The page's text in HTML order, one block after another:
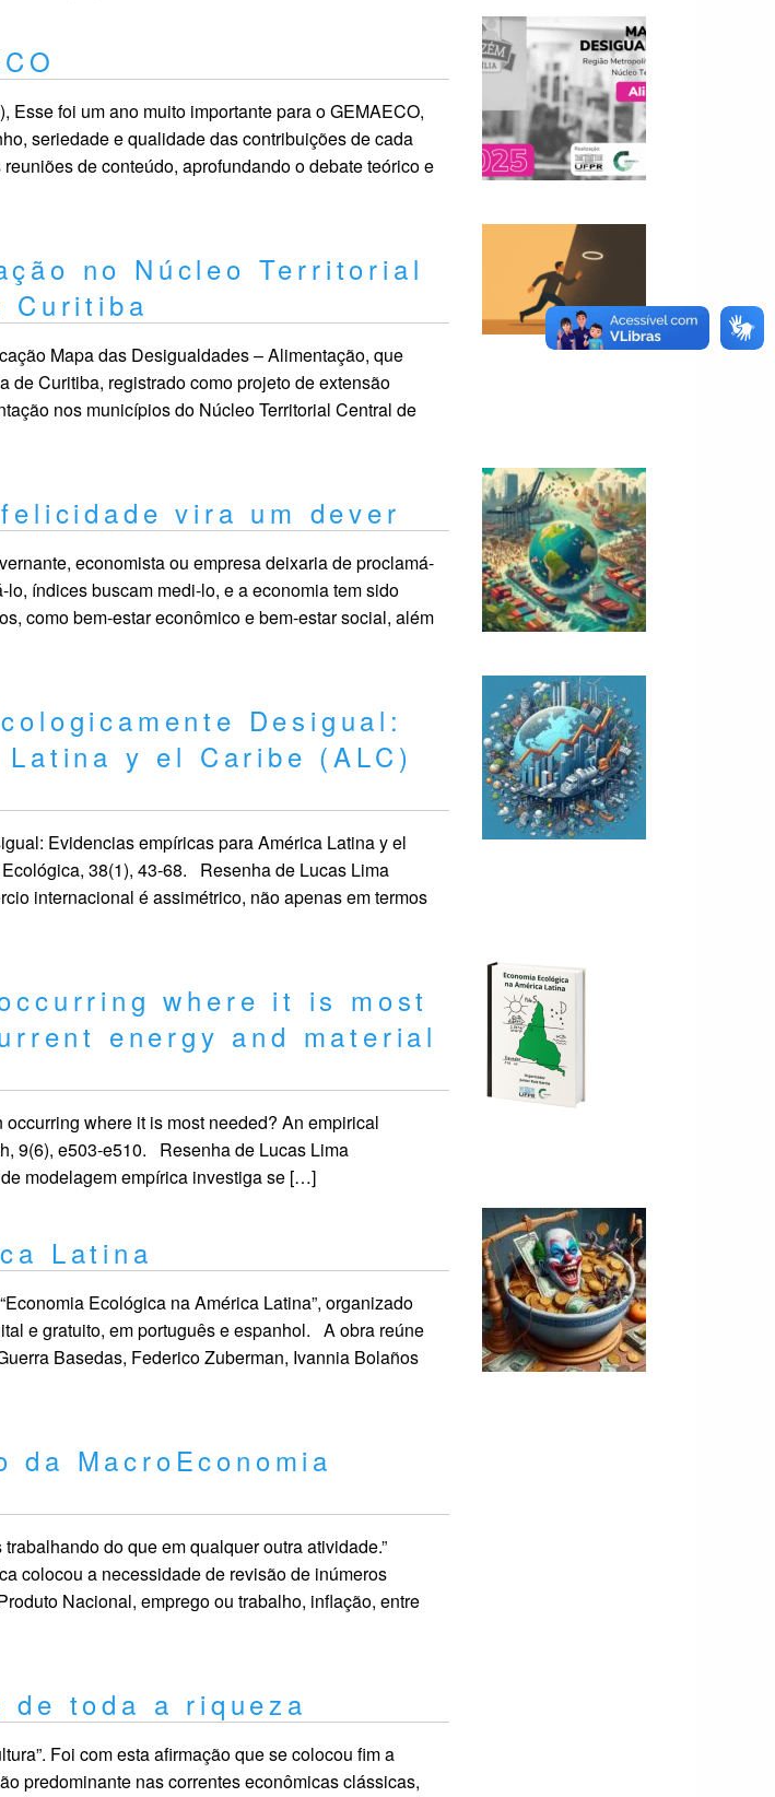
foi um ano muito importante para o GEMAECO,
seriedade e qualidade das contribuições de cada
de conteúdo, aprofundando o debate teórico e
no Núcleo Territorial
Curitiba
Mapa das Desigualdades – Alimentação, que
de Curitiba, registrado como projeto de extensão
nos municípios do Núcleo Territorial Central de
vira um dever
economista ou empresa deixaria de proclamá-
índices buscam medi-lo, e a economia tem sido
como bem-estar econômico e bem-estar social, além
Desigual:
y el Caribe (ALC)
Evidencias empíricas para América Latina y el
38(1), 43-68. Resenha de Lucas Lima
internacional é assimétrico, não apenas em termos
where it is most
energy and material
where it is most needed? An empirical
9(6), e503-e510. Resenha de Lucas Lima
modelagem empírica investiga se […]
Latina
Ecológica na América Latina”, organizado
e gratuito, em português e espanhol. A obra reúne
Basedas, Federico Zuberman, Ivannia Bolaños
da MacroEconomia
do que em qualquer outra atividade.”
a necessidade de revisão de inúmeros
Nacional, emprego ou trabalho, inflação, entre
de toda a riqueza
Foi com esta afirmação que se colocou fim a
predominante nas correntes econômicas clássicas,